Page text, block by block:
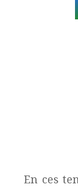
En ces